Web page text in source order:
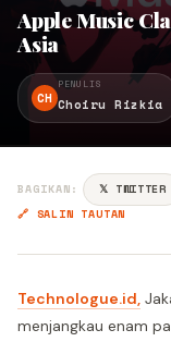
Apple Music
Asia
CH
PENULIS
Choiru Rizkia
BAGIKAN: 𝕏 TWITTER
🔗 SALIN TAUTAN
Technologue.id,
menjangkau enam